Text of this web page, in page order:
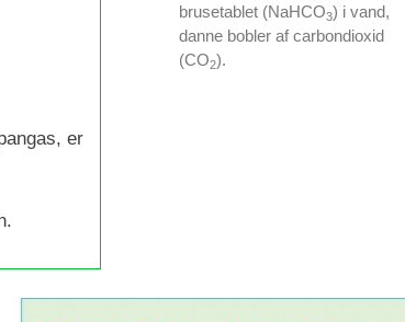
brusetablet (NaHCO3) i vand,
danne bobler af carbondioxid
(CO2).
er